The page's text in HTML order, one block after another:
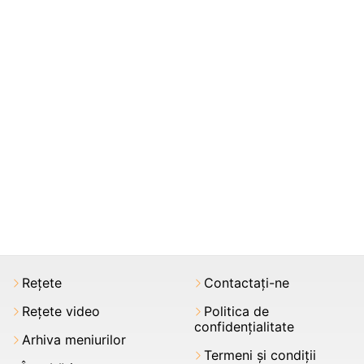
Rețete
Rețete video
Arhiva meniurilor
Contactați-ne
Politica de
confidențialitate
Termeni şi condiții